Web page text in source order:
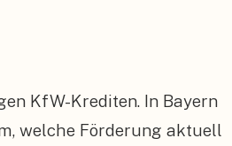
KfW-Krediten. In Bayern
welche Förderung aktuell